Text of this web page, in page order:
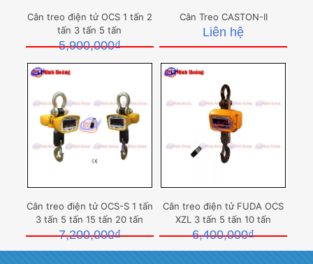
Cân treo điện tử OCS 1 tấn 2
tấn 3 tấn 5 tấn
5,900,000₫
Cân Treo CASTON-II
Liên hệ
Cân treo điện tử OCS-S 1 tấn
3 tấn 5 tấn 15 tấn 20 tấn
7,200,000₫
Cân treo điện tử FUDA OCS
XZL 3 tấn 5 tấn 10 tấn
6,400,000₫